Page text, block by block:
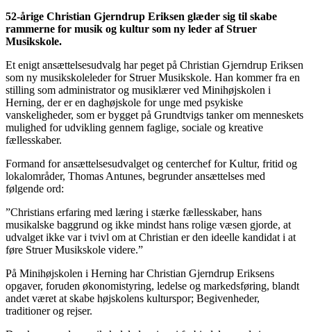
52-årige Christian Gjerndrup Eriksen glæder sig til skabe
rammerne for musik og kultur som ny leder af Struer
Musikskole.
Et enigt ansættelsesudvalg har peget på Christian Gjerndrup Eriksen
som ny musikskoleleder for Struer Musikskole. Han kommer fra en
stilling som administrator og musiklærer ved Minihøjskolen i
Herning, der er en daghøjskole for unge med psykiske
vanskeligheder, som er bygget på Grundtvigs tanker om menneskets
mulighed for udvikling gennem faglige, sociale og kreative
fællesskaber.
Formand for ansættelsesudvalget og centerchef for Kultur, fritid og
lokalområder, Thomas Antunes, begrunder ansættelses med
følgende ord:
”Christians erfaring med læring i stærke fællesskaber, hans
musikalske baggrund og ikke mindst hans rolige væsen gjorde, at
udvalget ikke var i tvivl om at Christian er den ideelle kandidat i at
føre Struer Musikskole videre.”
På Minihøjskolen i Herning har Christian Gjerndrup Eriksens
opgaver, foruden økonomistyring, ledelse og markedsføring, blandt
andet været at skabe højskolens kulturspor; Begivenheder,
traditioner og rejser.